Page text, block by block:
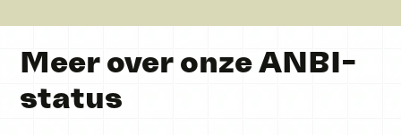
Meer over onze ANBI-
status